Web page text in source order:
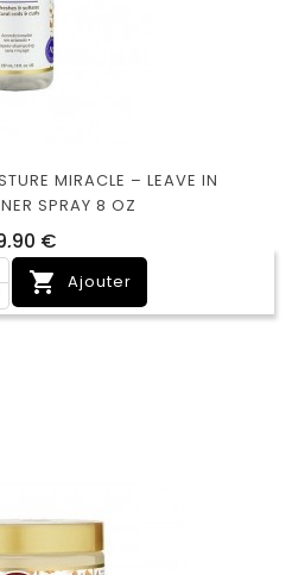
MIRACLE – LEAVE IN
SPRAY 8 OZ
€
 Ajouter